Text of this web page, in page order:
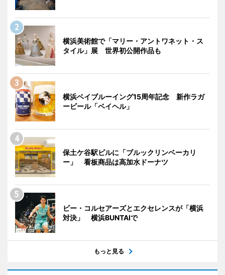
横浜美術館で「マリー・アントワネット・ス
タイル」展 世界初公開作品も
横浜ベイブルーイング15周年記念 新作ラガ
ービール「ベイヘル」
保土ケ谷駅ビルに「ブルックリンベーカリ
ー」 看板商品は高加水ドーナツ
ビー・コルセアーズとエクセレンスが「横浜
対決」 横浜BUNTAIで
もっと見る